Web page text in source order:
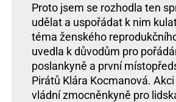
Proto jsem se rozhodla ten
udělat a uspořádat k nim
téma ženského
uvedla k důvodům pro
poslankyně a první
Pirátů Klára Kocmanová.
vládní zmocněnkyně pro